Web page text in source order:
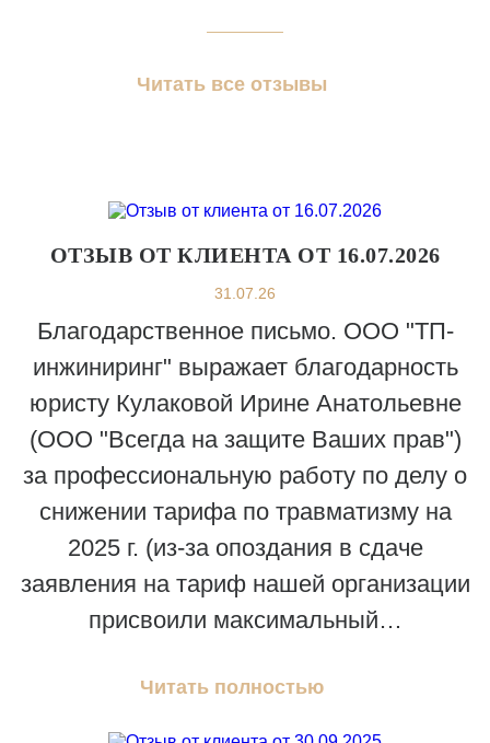
Читать все отзывы
ОТЗЫВ ОТ КЛИЕНТА ОТ 16.07.2026
31.07.26
Благодарственное письмо. ООО "ТП-
инжиниринг" выражает благодарность
юристу Кулаковой Ирине Анатольевне
(ООО "Всегда на защите Ваших прав")
за профессиональную работу по делу о
снижении тарифа по травматизму на
2025 г. (из-за опоздания в сдаче
заявления на тариф нашей организации
присвоили максимальный…
Читать полностью